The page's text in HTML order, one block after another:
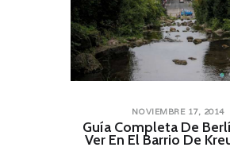
NOVIEMBRE 17, 2014
Guía Completa De
Ver En El Barrio De